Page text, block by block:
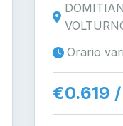
Orario
€0.619